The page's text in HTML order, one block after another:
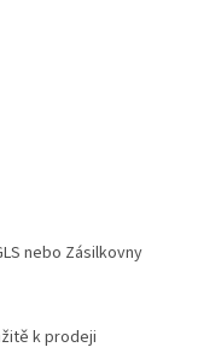
nebo Zásilkovny
k prodeji